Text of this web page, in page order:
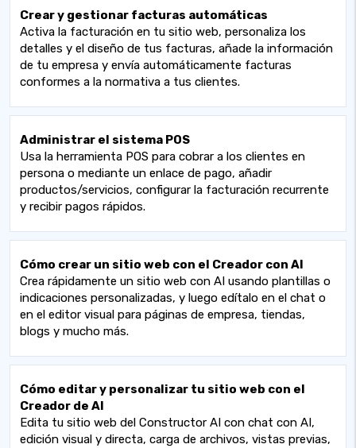
Crear y gestionar facturas automáticas
Activa la facturación en tu sitio web, personaliza los
detalles y el diseño de tus facturas, añade la información
de tu empresa y envía automáticamente facturas
conformes a la normativa a tus clientes.
Administrar el sistema POS
Usa la herramienta POS para cobrar a los clientes en
persona o mediante un enlace de pago, añadir
productos/servicios, configurar la facturación recurrente
y recibir pagos rápidos.
Cómo crear un sitio web con el Creador con AI
Crea rápidamente un sitio web con AI usando plantillas o
indicaciones personalizadas, y luego edítalo en el chat o
en el editor visual para páginas de empresa, tiendas,
blogs y mucho más.
Cómo editar y personalizar tu sitio web con el
Creador de AI
Edita tu sitio web del Constructor AI con chat con AI,
edición visual y directa, carga de archivos, vistas previas,